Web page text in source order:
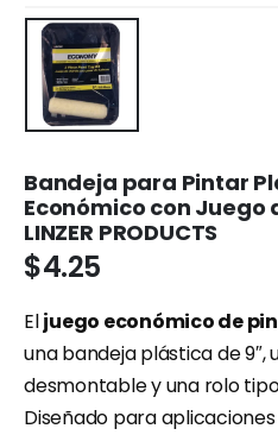
Bandeja para Pintar
Económico con Juego
LINZER PRODUCTS
$4.25
Eljuego económico de
una bandeja plástica de 9″,
desmontable y una rolo
Diseñado para